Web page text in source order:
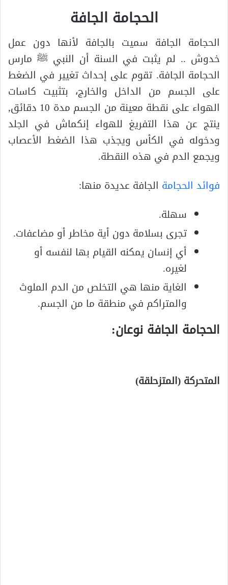
الحجامة الجافة
الحجامة الجافة سميت بالجافة لأنها دون عمل
خدوش .. لم يثبت في السنة أن النبي ﷺ مارس
الحجامة الجافة. تقوم على إحداث تغيير في الضغط
على الجسم من الداخل والخارج، بتثبيت كاسات
الهواء على نقطة معينة من الجسم مدة 10 دقائق,
ينتج عن هذا التفريغ للهواء إنكماش في الجلد
ودخوله في الكأس ويجذب هذا الضغط الأعصاب
ويجمع الدم في هذه النقطة.
فوائد الحجامة الجافة عديدة منها:
سهلة.
تجرى بسلامة دون أية مخاطر أو مضاعفات.
أي إنسان يمكنه القيام بها لنفسه أو
لغيره.
الغاية منها هي التخلص من الدم الملوث
والمتراكم في منطقة ما من الجسم.
الحجامة الجافة نوعان:
المتحركة (المتزحلقة)